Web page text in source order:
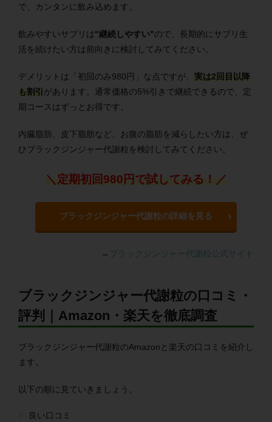
で、カンタンに飲み込めます。
飲みやすいサプリは"継続しやすい"ので、長期的にサプリ生
活を続けたい方は前向きに検討してみてください。
デメリットは「初回のみ980円」な点ですが、 実は2回目以降
も割引 があります。通常価格の5%引きで継続できるので、定
期コースはずっとお得です。
内臓脂肪、皮下脂肪など、お腹の脂肪を減らしたい方は、ぜ
ひブラックジンジャー代謝粒を検討してみてください。
＼定期初回980円で試してみる！／
ブラックジンジャー代謝粒の詳細を見る
→ ブラックジンジャー代謝粒公式サイト
ブラックジンジャー代謝粒の口コミ・
評判｜Amazon・楽天を徹底調査
ブラックジンジャー代謝粒のAmazonと楽天の口コミを紹介し
ます。
以下の順に見ていきましょう。
良い口コミ